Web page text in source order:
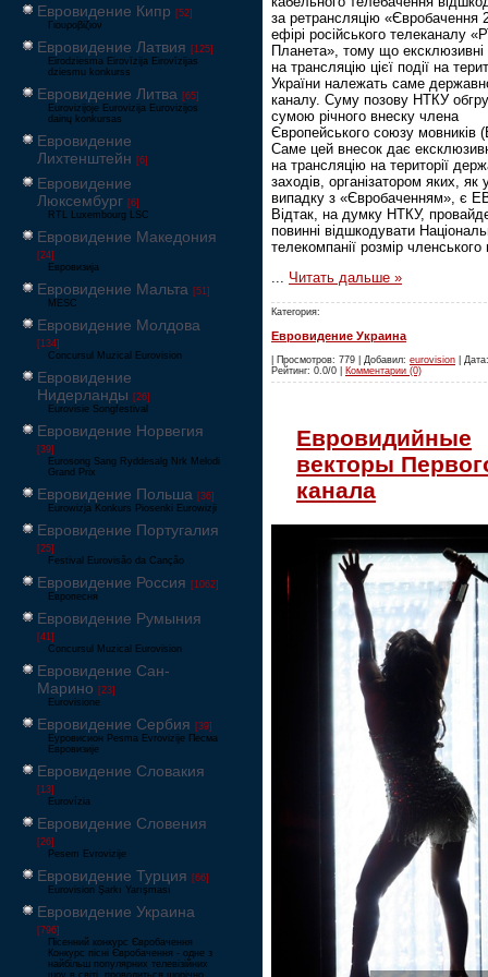
Евровидение Кипр [52]
Γιουροβίζιον
Евровидение Латвия [125]
Eirodziesma Eirovīzija Eirovīzijas
dziesmu konkurss
Евровидение Литва [65]
Eurovizijoje Eurovizija Eurovizijos
dainų konkursas
Евровидение
Лихтенштейн [6]
Евровидение
Люксембург [6]
RTL Luxembourg LSC
Евровидение Македония
[24]
Евровизија
Евровидение Мальта [51]
MESC
Евровидение Молдова
[134]
Concursul Muzical Eurovision
Евровидение
Нидерланды [26]
Eurovisie Songfestival
Евровидение Норвегия
[39]
Eurosong Sang Ryddesalg Nrk Melodi
Grand Prix
Евровидение Польша [36]
Eurowizja Konkurs Piosenki Eurowizji
Евровидение Португалия
[25]
Festival Eurovisão da Canção
Евровидение Россия [1062]
Европесня
Евровидение Румыния
[41]
Concursul Muzical Eurovision
Евровидение Сан-
Марино [23]
Eurovisione
Евровидение Сербия [39]
Еуровисион Pesma Evrovizije Песма
Евровизије
Евровидение Словакия
[13]
Eurovízia
Евровидение Словения
[26]
Pesem Evrovizije
Евровидение Турция [66]
Eurovision Şarkı Yarışması
Евровидение Украина
[796]
Пісенний конкурс Євробачення
Конкурс пісні Євробачення - одне з
найбільш популярних телевізійних
шоу в світі, проводиться щорічно,
за ретрансляцію «Євробачення
ефірі російського телеканалу
Планета», тому що ексклюзивні
на трансляцію цієї події на
України належать саме
каналу. Суму позову НТКУ
сумою річного внеску члена
Європейського союзу мовників
Саме цей внесок дає
на трансляцію на території
заходів, організатором яких, як
випадку з «Євробаченням», є
Відтак, на думку НТКУ,
повинні відшкодувати
телекомпанії розмір членського
Читать дальше »
Категория:
Евровидение Украина
| Просмотров: 779 | Добавил: eurovision |
Рейтинг: 0.0/0 | Комментарии (0)
Евровидийные
векторы
канала